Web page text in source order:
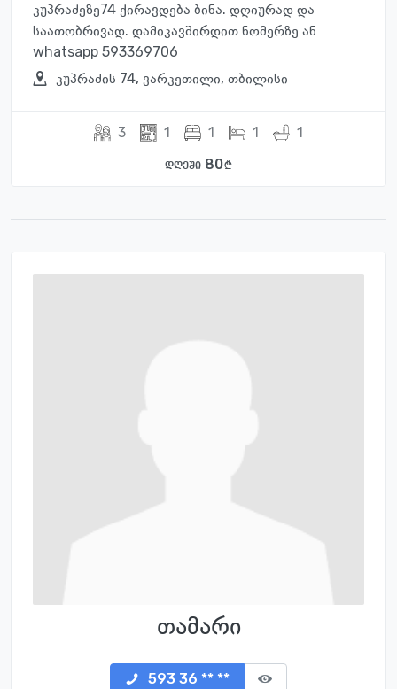
კუპრაძეზე74 ქირავდება ბინა. დღიურად და
საათობრივად. დამიკავშირდით ნომერზე ან
whatsapp 593369706
კუპრაძის 74, ვარკეთილი, თბილისი
3 1 1 1 1
დღეში 80
თამარი
593 36 ** **